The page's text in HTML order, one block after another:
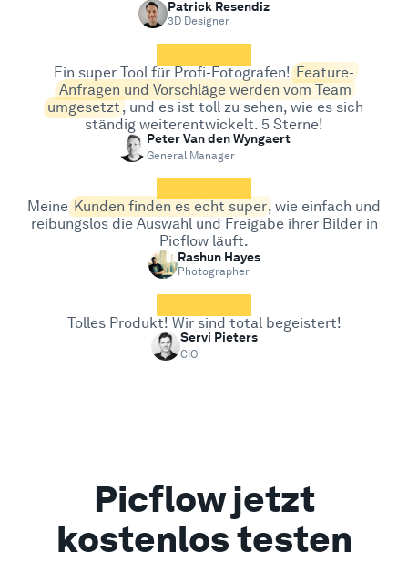
Patrick Resendiz
3D Designer
Ein super Tool für Profi-Fotografen!Feature-
Anfragen und Vorschläge werden vom Team
umgesetzt , und es ist toll zu sehen, wie es sich
ständig weiterentwickelt. 5 Sterne!
Peter Van den Wyngaert
General Manager
MeineKunden finden es echt super, wie einfach und
reibungslos die Auswahl und Freigabe ihrer Bilder in
Picflow läuft.
Rashun Hayes
Photographer
Tolles Produkt! Wir sind total begeistert!
Servi Pieters
CIO
Picflow jetzt
kostenlos testen